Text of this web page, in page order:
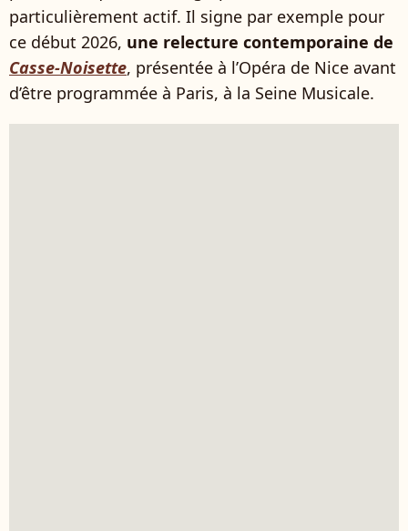
particulièrement actif. Il signe par exemple pour
ce début 2026, une relecture contemporaine de
Casse-Noisette, présentée à l’Opéra de Nice avant
d’être programmée à Paris, à la Seine Musicale.